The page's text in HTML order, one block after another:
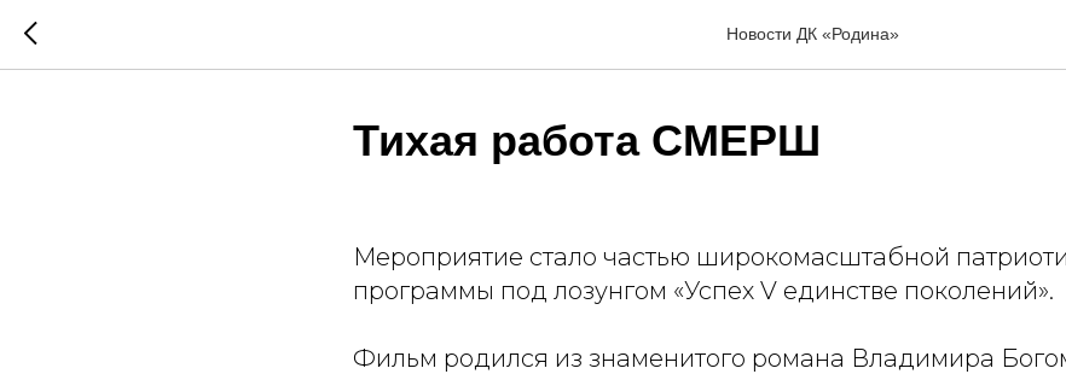
Новости ДК «Родина»
Тихая работа СМЕРШ
Мероприятие стало частью широкомасштабной
программы под лозунгом «Успех V единстве поколений».
Фильм родился из знаменитого романа Владимира